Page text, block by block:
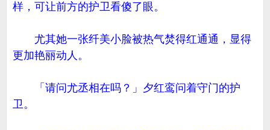
样，可让前方的护卫看傻了眼。
尤其她一张纤美小脸被热气焚得红通通，显得
更加艳丽动人。
「请问尤丞相在吗？」夕红鸾问着守门的护
卫。